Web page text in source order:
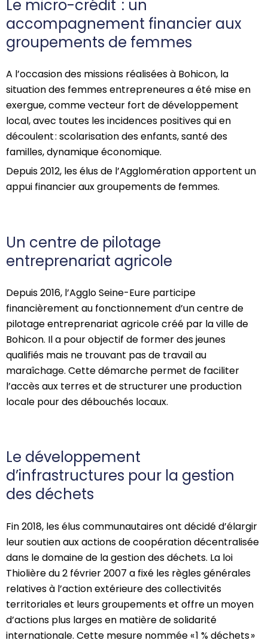
Le micro-crédit : un
accompagnement financier aux
groupements de femmes
A l’occasion des missions réalisées à Bohicon, la
situation des femmes entrepreneures a été mise en
exergue, comme vecteur fort de développement
local, avec toutes les incidences positives qui en
découlent : scolarisation des enfants, santé des
familles, dynamique économique.
Depuis 2012, les élus de l’Agglomération apportent un
appui financier aux groupements de femmes.
Un centre de pilotage
entreprenariat agricole
Depuis 2016, l’Agglo Seine-Eure participe
financièrement au fonctionnement d’un centre de
pilotage entreprenariat agricole créé par la ville de
Bohicon. Il a pour objectif de former des jeunes
qualifiés mais ne trouvant pas de travail au
maraîchage. Cette démarche permet de faciliter
l’accès aux terres et de structurer une production
locale pour des débouchés locaux.
Le développement
d’infrastructures pour la gestion
des déchets
Fin 2018, les élus communautaires ont décidé d’élargir
leursoutien aux actions de coopération décentralisée
dans le domaine de la gestion des déchets. La loi
Thiolièredu 2 février 2007 a fixé les règles générales
relatives à l’action extérieure des collectivités
territoriales et leurs groupements et offre un moyen
d’actions plus larges en matière de solidarité
internationale. Cette mesure nommée « 1 % déchets »